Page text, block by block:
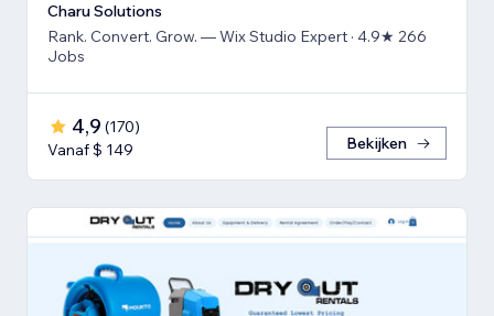
Charu Solutions
Rank. Convert. Grow. — Wix Studio Expert · 4.9★ 266
Jobs
4,9 (170)
Vanaf $ 149
Bekijken